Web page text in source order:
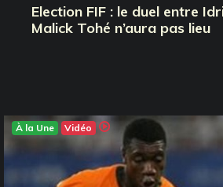
Election FIF : le duel entre
Malick Tohé n’aura pas lieu
À la Une Vidéo